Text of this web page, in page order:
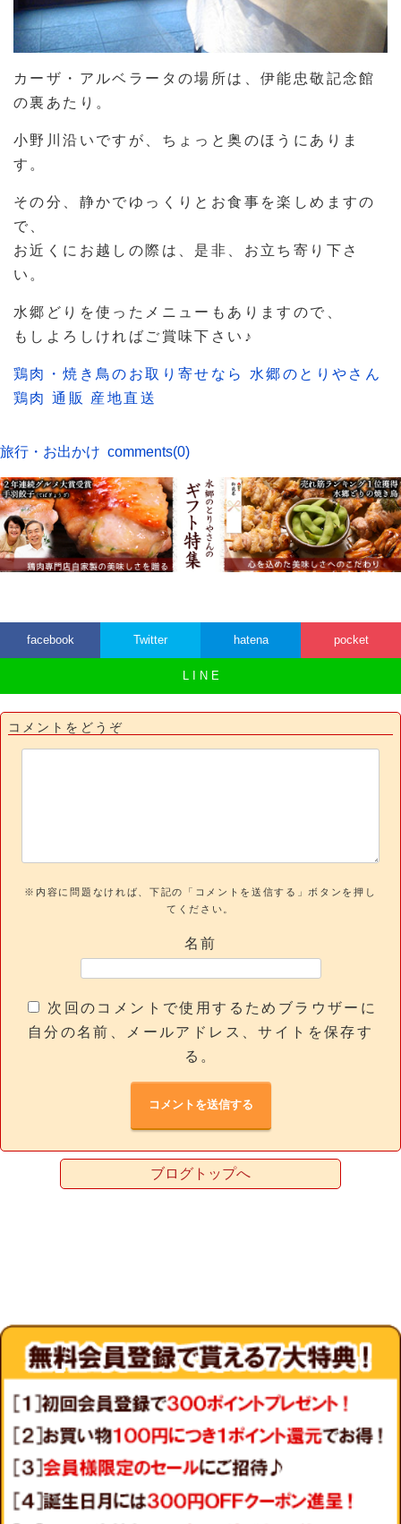
カーザ・アルベラータの場所は、伊能忠敬記念館
の裏あたり。
小野川沿いですが、ちょっと奥のほうにありま
す。
その分、静かでゆっくりとお食事を楽しめますの
で、
お近くにお越しの際は、是非、お立ち寄り下さ
い。
水郷どりを使ったメニューもありますので、
もしよろしければご賞味下さい♪
鶏肉・焼き鳥のお取り寄せなら 水郷のとりやさん
鶏肉 通販 産地直送
旅行・お出かけ comments(0)
facebook Twitter hatena pocket
L I N E
コメントをどうぞ
※内容に問題なければ、下記の「コメントを送信する」ボタンを押し
てください。
名前
次回のコメントで使用するためブラウザーに
自分の名前、メールアドレス、サイトを保存す
る。
ブログトップへ